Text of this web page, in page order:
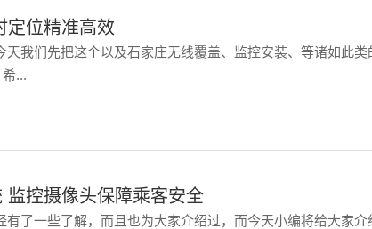
定位精准高效
我们先把这个以及石家庄无线覆盖、监控安装、等诸如此类
...
控摄像头保障乘客安全
了一些了解，而且也为大家介绍过，而今天小编将给大家